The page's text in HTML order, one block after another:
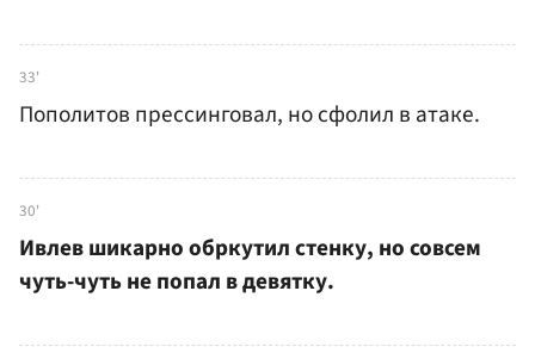
33'
Пополитов прессинговал, но сфолил в атаке.
30'
Ивлев шикарно обркутил стенку, но совсем
чуть-чуть не попал в девятку.